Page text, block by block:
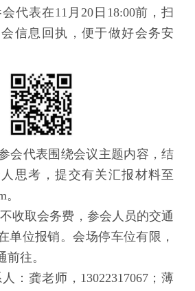
会代表在11 月 20日 18:00前，扫
信息回执，便于做好会务安
会代表围绕会议主题内容，结
思考，提交有关汇报材料至
。
不收取会务费，参会人员的交通
单位报销。会场停车位有限，
往。
： 龚老师， 13022317067 ； 薄